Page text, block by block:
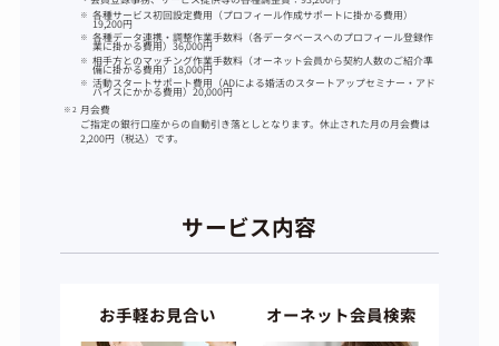
各種サービス初回設定費用（プロフィール作成サポートに掛かる費用）
19,200円
各種データ連携・調整作業手数料（各データベースへのプロフィール登録作
業に掛かる費用）36,000円
相手方とのマッチング作業手数料（オーネット会員から契約人数のご紹介準
備に掛かる費用）18,000円
活動スタートサポート費用（ADによる婚活のスタートアップセミナー・アド
バイスにかかる費用）20,000円
月会費
ご指定の銀行口座からの自動引き落としとなります。休止された月の月会費は
2,200円（税込）です。
サービス内容
お手軽お見合い オーネット会員検索